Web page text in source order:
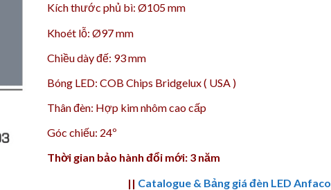
Kích thước phủ bì: Ø105 mm
Khoét lỗ: Ø97 mm
Chiều dày đế: 93 mm
Bóng LED: COB Chips Bridgelux ( USA )
Thân đèn: Hợp kim nhôm cao cấp
Góc chiếu: 24º
Thời gian bảo hành đổi mới: 3 năm
|| Catalogue & Bảng giá đèn LED Anfaco